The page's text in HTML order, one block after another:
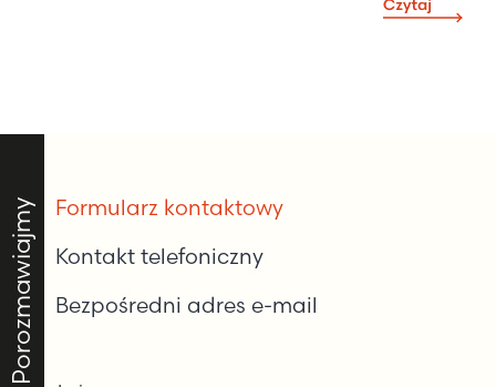
Porozmawiajmy
Formularz kontaktowy
Kontakt telefoniczny
Bezpośredni adres e-mail